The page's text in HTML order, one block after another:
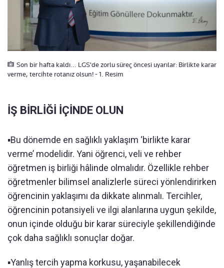
Son bir hafta kaldı... LGS'de zorlu süreç öncesi uyarılar: Birlikte karar
verme, tercihte rotanız olsun! - 1. Resim
İŞ BİRLİĞİ İÇİNDE OLUN
▪️Bu dönemde en sağlıklı yaklaşım ‘birlikte karar
verme’ modelidir. Yani öğrenci, veli ve rehber
öğretmen iş birliği hâlinde olmalıdır. Özellikle rehber
öğretmenler bilimsel analizlerle süreci yönlendirirken
öğrencinin yaklaşımı da dikkate alınmalı. Tercihler,
öğrencinin potansiyeli ve ilgi alanlarına uygun şekilde,
onun içinde olduğu bir karar süreciyle şekillendiğinde
çok daha sağlıklı sonuçlar doğar.
▪️Yanlış tercih yapma korkusu, yaşanabilecek